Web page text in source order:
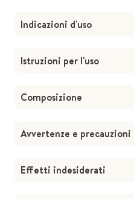
Indicazioni d'uso
Istruzioni per l'uso
Composizione
Avvertenze e precauzioni
Effetti indesiderati